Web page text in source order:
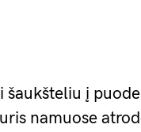
šaukšteliu į
namuose